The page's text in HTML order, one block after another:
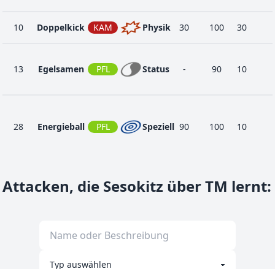
10 Doppelkick KAM Physik 30 100 30
13 Egelsamen PFL Status - 90 10
28 Energieball PFL Speziell 90 100 10
Status
Attacken, die Sesokitz über TM lernt: